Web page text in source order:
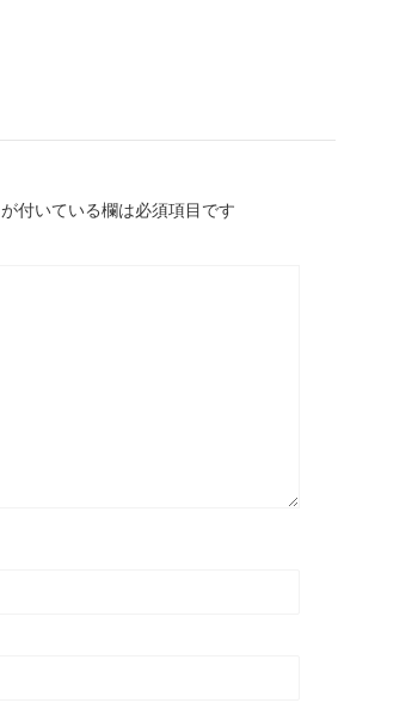
が付いている欄は必須項目です